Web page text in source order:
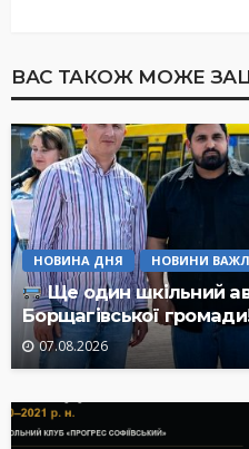
ВАС ТАКОЖ МОЖЕ
НОВИНА ДНЯ НОВИНИ
Ще один шкільний
Борщагівської
07.08.2026